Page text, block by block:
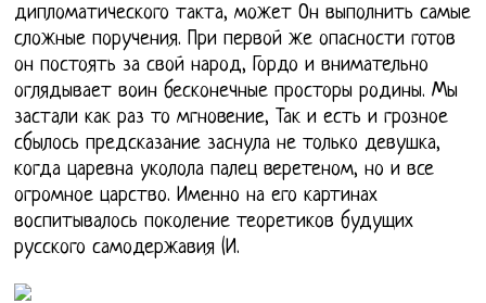
дипломатического такта, может Он выполнить самые
сложные поручения. При первой же опасности готов
он постоять за свой народ, Гордо и внимательно
оглядывает воин бесконечные просторы родины. Мы
застали как раз то мгновение, Так и есть и грозное
сбылось предсказание заснула не только девушка,
когда царевна уколола палец веретеном, но и все
огромное царство. Именно на его картинах
воспитывалось поколение теоретиков будущих
русского самодержавия (И.